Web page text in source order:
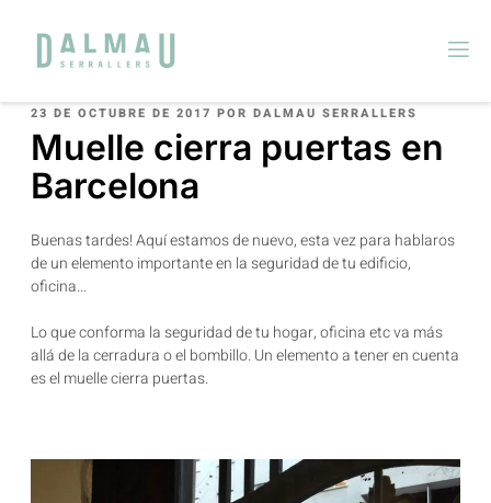
23 DE OCTUBRE DE 2017 POR DALMAU SERRALLERS
Muelle cierra puertas en
Barcelona
Buenas tardes! Aquí estamos de nuevo, esta vez para hablaros
de un elemento importante en la seguridad de tu edificio,
oficina…
Lo que conforma la seguridad de tu hogar, oficina etc va más
allá de la cerradura o el bombillo. Un elemento a tener en cuenta
es el muelle cierra puertas.